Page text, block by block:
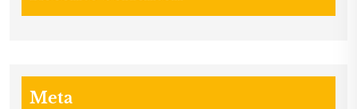
Meta